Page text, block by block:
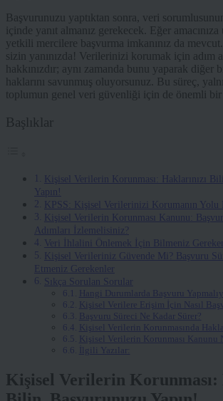
Başvurunuzu yaptıktan sonra, veri
içinde yanıt almanız gerekecek. Eğer amacınıza
yetkili mercilere başvurma imkanınız da
sizin yanınızda! Verilerinizi korumak için adım
hakkınızdır; aynı zamanda bunu yaparak diğer
haklarını savunmuş oluyorsunuz. Bu süreç,
toplumun genel veri güvenliği için de önemli bir
Başlıklar
Kişisel Verilerin Korunması: Haklarınızı
Yapın!
KPSS: Kişisel Verilerinizi Korumanın Yolu
Kişisel Verilerin Korunması Kanunu:
Adımları İzlemelisiniz?
Veri İhlalini Önlemek İçin Bilmeniz
Kişisel Verileriniz Güvende Mi? Başvuru
Etmeniz Gerekenler
Sıkça Sorulan Sorular
Hangi Durumlarda Başvuru
Kişisel Verilere Erişim İçin Nasıl
Başvuru Süreci Ne Kadar Sürer?
Kişisel Verilerin Korunmasında
Kişisel Verilerin Korunması Kanunu
İlgili Yazılar:
Kişisel Verilerin Korunması: